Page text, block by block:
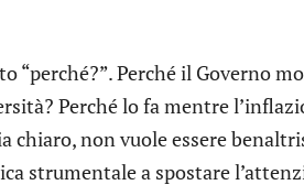
Perché il Governo
Perché lo fa mentre
non vuole essere
strumentale a spostare